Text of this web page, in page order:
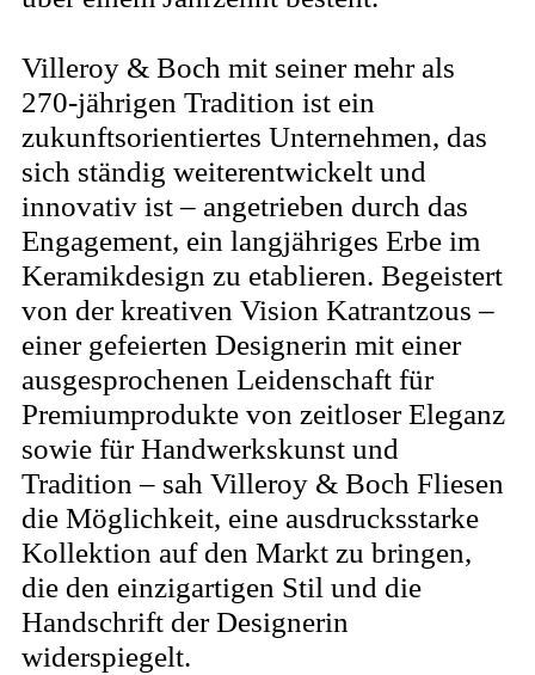
Villeroy & Boch mit seiner mehr als
270-jährigen Tradition ist ein
zukunftsorientiertes Unternehmen, das
sich ständig weiterentwickelt und
innovativ ist – angetrieben durch das
Engagement, ein langjähriges Erbe im
Keramikdesign zu etablieren. Begeistert
von der kreativen Vision Katrantzous –
einer gefeierten Designerin mit einer
ausgesprochenen Leidenschaft für
Premiumprodukte von zeitloser Eleganz
sowie für Handwerkskunst und
Tradition – sah Villeroy & Boch Fliesen
die Möglichkeit, eine ausdrucksstarke
Kollektion auf den Markt zu bringen,
die den einzigartigen Stil und die
Handschrift der Designerin
widerspiegelt.